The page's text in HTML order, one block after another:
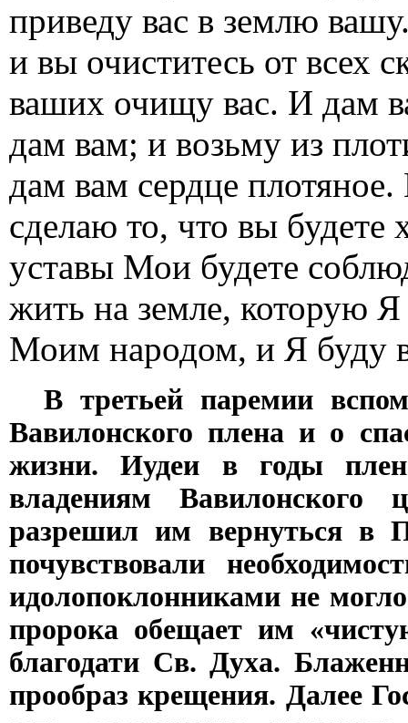
приведу вас в землю
и вы очиститесь от всех
ваших очищу вас. И дам
дам вам; и возьму из
дам вам сердце
сделаю то, что вы будете
уставы Мои будете
жить на земле, которую
Моим народом, и Я буду
В третьей паремии
Вавилонского плена и о
жизни. Иудеи в годы
владениям Вавилонского
разрешил им вернуться в
почувствовали
идолопоклонниками не
пророка обещает им
благодати Св. Духа.
прообраз крещения. Далее